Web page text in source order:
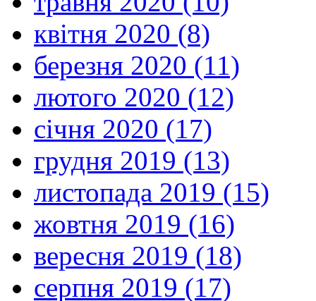
квітня 2020 (8)
березня 2020 (11)
лютого 2020 (12)
січня 2020 (17)
грудня 2019 (13)
листопада 2019 (15)
жовтня 2019 (16)
вересня 2019 (18)
серпня 2019 (17)